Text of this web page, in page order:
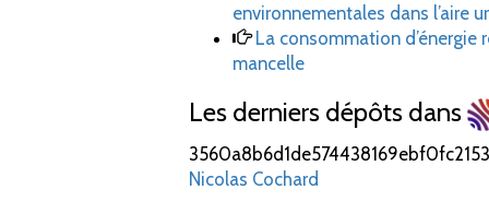
environnementales dans l’aire
La consommation d’énergie
mancelle
Les derniers dépôts dans
Nicolas Cochard